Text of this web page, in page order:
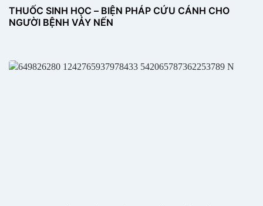
THUỐC SINH HỌC – BIỆN PHÁP CỨU CÁNH CHO
NGƯỜI BỆNH VẢY NẾN